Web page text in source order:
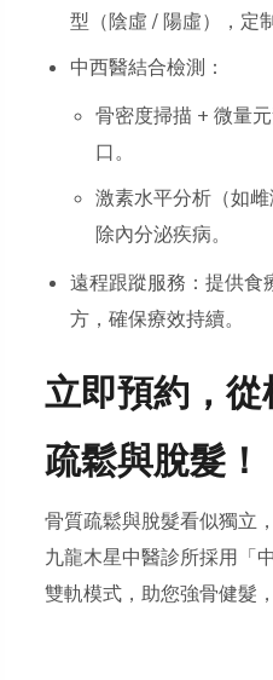
型（陰虛 / 陽虛），定
中西醫結合檢測：
骨密度掃描 + 微量
口。
激素水平分析（如
除內分泌疾病。
遠程跟蹤服務：提供食
方，確保療效持續。
立即預約，
疏鬆與脫髮！
骨質疏鬆與脫髮看似獨立
九龍木星中醫診所採用「
雙軌模式，助您強骨健髮